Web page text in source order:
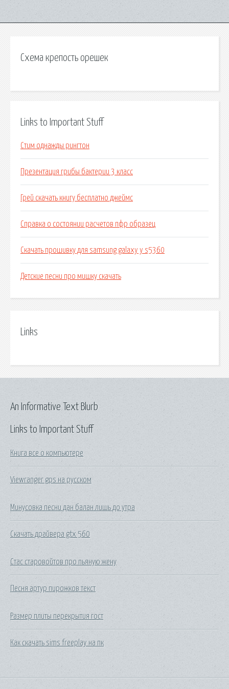
Схема крепость орешек
Links to Important Stuff
Стим однажды рингтон
Презентация грибы бактерии 3 класс
Грей скачать книгу бесплатно джеймс
Справка о состоянии расчетов пфр образец
Скачать прошивку для samsung galaxy y s5360
Детские песни про мишку скачать
Links
Links to Important Stuff
Книга все о компьютере
Viewranger gps на русском
Минусовка песни дан балан лишь до утра
Скачать драйвера gtx 560
Стас старовойтов про пьяную жену
Песня артур пирожков текст
Размер плиты перекрытия гост
Как скачать sims freeplay на пк
An Informative Text Blurb